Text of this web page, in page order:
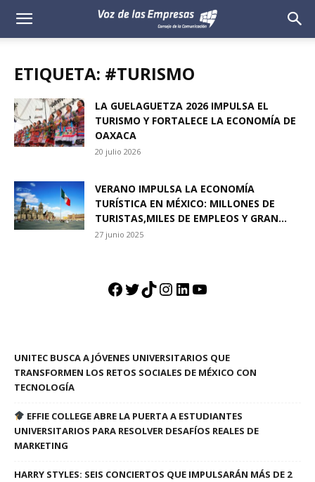
Voz
Empresas
ETIQUETA: #TURISMO
LA GUELAGUETZA 2026 IMPULSA EL
TURISMO Y FORTALECE LA ECONOMÍA DE
OAXACA
20 julio 2026
VERANO IMPULSA LA ECONOMÍA
TURÍSTICA EN MÉXICO: MILLONES DE
TURISTAS,MILES DE EMPLEOS Y GRAN...
27 junio 2025
Facebook
Twitter
TikTok
Instagram
LinkedIn
YouTube
UNITEC BUSCA A JÓVENES UNIVERSITARIOS QUE
TRANSFORMEN LOS RETOS SOCIALES DE MÉXICO CON
TECNOLOGÍA
EFFIE COLLEGE ABRE LA PUERTA A ESTUDIANTES
UNIVERSITARIOS PARA RESOLVER DESAFÍOS REALES DE
MARKETING
HARRY STYLES: SEIS CONCIERTOS QUE IMPULSARÁN MÁS DE 2